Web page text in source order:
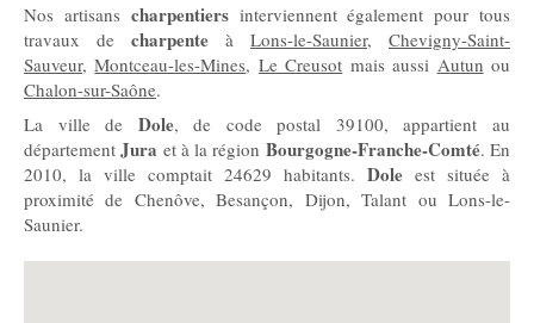
Nos artisans charpentiersinterviennent également pour tous
travaux de charpente à Lons-le-Saunier, Chevigny-Saint-
Sauveur,Montceau-les-Mines, Le Creusot mais aussi Autun ou
Chalon-sur-Saône.
La ville de Dole, de code postal 39100, appartient au
départementJura et à la région Bourgogne-Franche-Comté. En
2010, la ville comptait 24629 habitants. Dole est située à
proximité de Chenôve, Besançon, Dijon, Talant ou Lons-le-
Saunier.